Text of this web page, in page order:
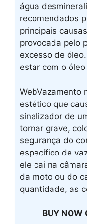
água
recomendados
principais
provocada pelo
excesso de
estar com o
WebVazamento
estético que
sinalizador de
tornar grave,
segurança do
específico de
ele cai na
da moto ou do
quantidade, as
BUY NOW